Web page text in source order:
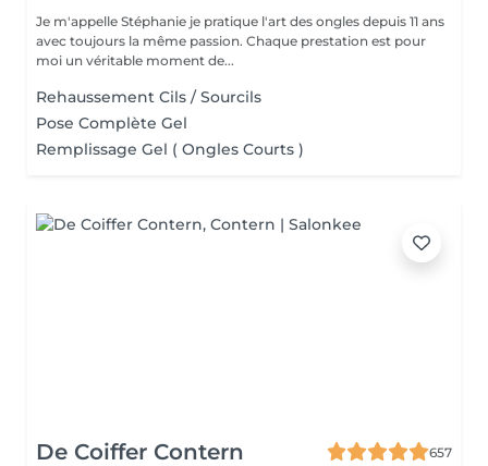
Je m'appelle Stéphanie je pratique l'art des ongles depuis 11 ans
avec toujours la même passion. Chaque prestation est pour
moi un véritable moment de...
Rehaussement Cils / Sourcils
Pose Complète Gel
Remplissage Gel ( Ongles Courts )
De Coiffer Contern
657